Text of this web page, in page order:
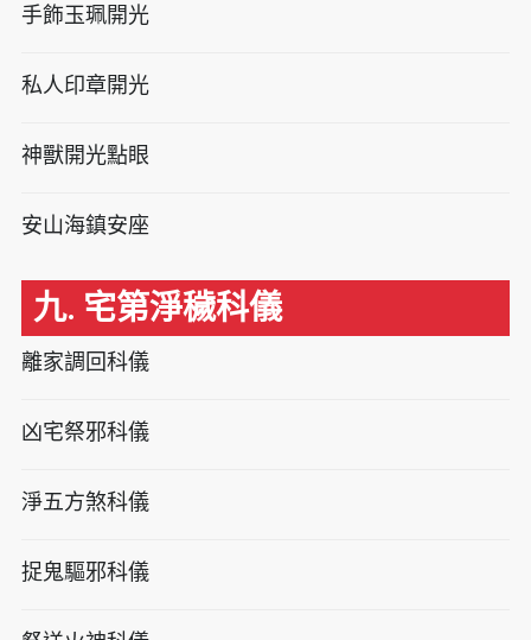
手飾玉珮開光
私人印章開光
神獸開光點眼
安山海鎮安座
九. 宅第淨穢科儀
離家調回科儀
凶宅祭邪科儀
淨五方煞科儀
捉鬼驅邪科儀